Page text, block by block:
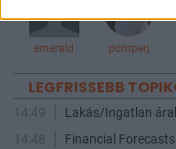
emerald pomperj
LEGFRISSEBB
14:49
Lakás/Ingatlan
14:48
Financial Forecasts